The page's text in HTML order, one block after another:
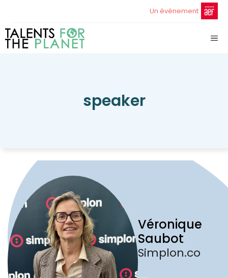
Un évènement
speaker
Véronique
Saubot
Simplon.co